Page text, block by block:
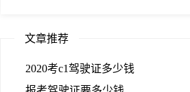
文章推荐
2020考c1驾驶证多少钱